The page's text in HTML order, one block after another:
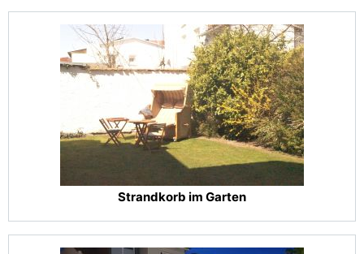
Strandkorb im Garten